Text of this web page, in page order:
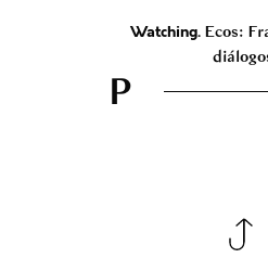
Watching. Ecos:
P